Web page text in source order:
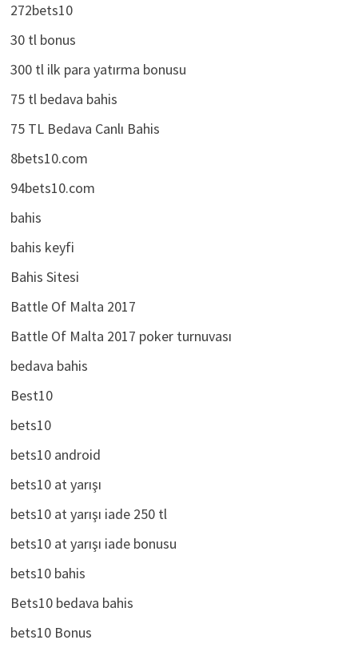
272bets10
30 tl bonus
300 tl ilk para yatırma bonusu
75 tl bedava bahis
75 TL Bedava Canlı Bahis
8bets10.com
94bets10.com
bahis
bahis keyfi
Bahis Sitesi
Battle Of Malta 2017
Battle Of Malta 2017 poker turnuvası
bedava bahis
Best10
bets10
bets10 android
bets10 at yarışı
bets10 at yarışı iade 250 tl
bets10 at yarışı iade bonusu
bets10 bahis
Bets10 bedava bahis
bets10 Bonus